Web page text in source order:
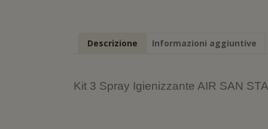
Descrizione Informazioni aggiuntive
Kit 3 Spray Igienizzante AIR SAN